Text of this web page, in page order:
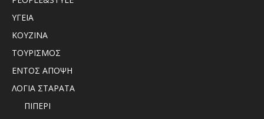
ΥΓΕΙΑ
ΚΟΥΖΙΝΑ
ΤΟΥΡΙΣΜΟΣ
ΕΝΤΟΣ ΑΠΟΨΗ
ΛΟΓΙΑ ΣΤΑΡΑΤΑ
ΠΙΠΕΡΙ